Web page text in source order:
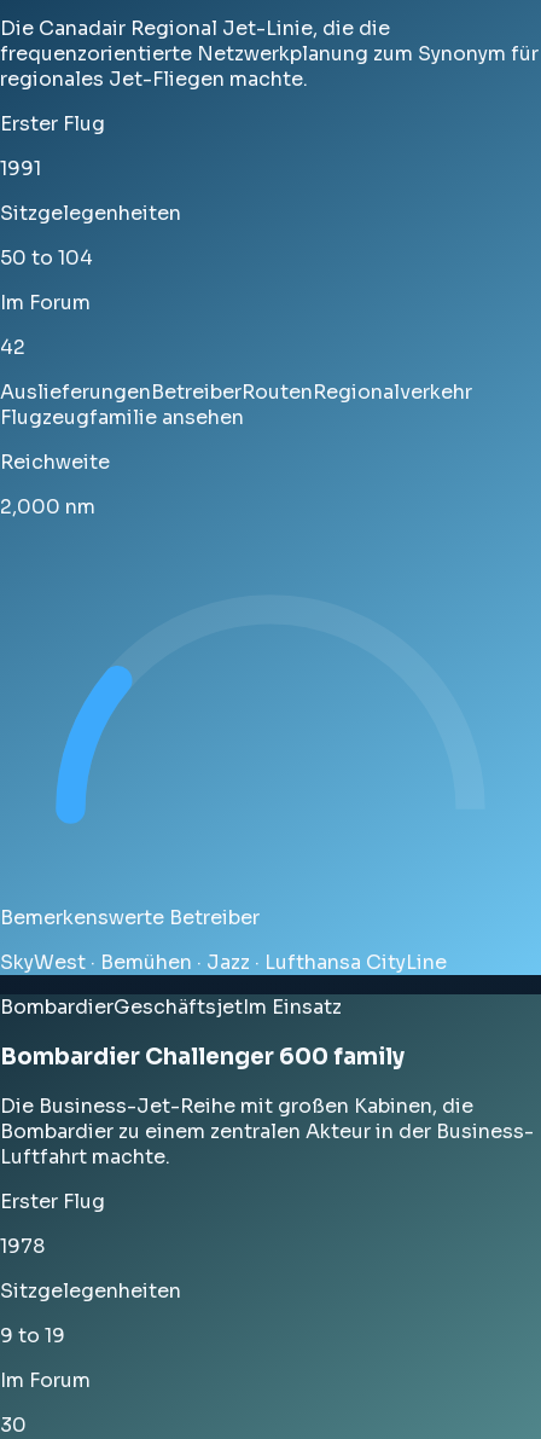
Die Canadair Regional Jet-Linie, die die
frequenzorientierte Netzwerkplanung zum Synonym für
regionales Jet-Fliegen machte.
Erster Flug
1991
Sitzgelegenheiten
50 to 104
Im Forum
42
AuslieferungenBetreiberRoutenRegionalverkehr
Flugzeugfamilie ansehen
Reichweite
2,000 nm
Bemerkenswerte Betreiber
SkyWest · Bemühen · Jazz · Lufthansa CityLine
BombardierGeschäftsjetIm Einsatz
Bombardier Challenger 600 family
Die Business-Jet-Reihe mit großen Kabinen, die
Bombardier zu einem zentralen Akteur in der Business-
Luftfahrt machte.
Erster Flug
1978
Sitzgelegenheiten
9 to 19
Im Forum
30